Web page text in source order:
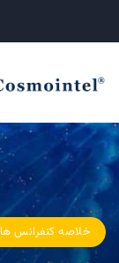
خلاصه کنفرانس ها